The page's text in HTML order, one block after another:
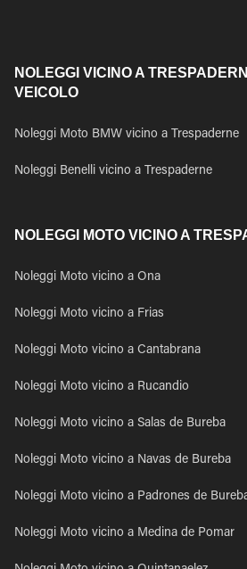
NOLEGGI VICINO A
VEICOLO
Noleggi Moto BMW vicino a Trespaderne
Noleggi Benelli vicino a Trespaderne
NOLEGGI MOTO VICINO A
Noleggi Moto vicino a Ona
Noleggi Moto vicino a Frias
Noleggi Moto vicino a Cantabrana
Noleggi Moto vicino a Rucandio
Noleggi Moto vicino a Salas de Bureba
Noleggi Moto vicino a Navas de Bureba
Noleggi Moto vicino a Padrones de
Noleggi Moto vicino a Medina de Pomar